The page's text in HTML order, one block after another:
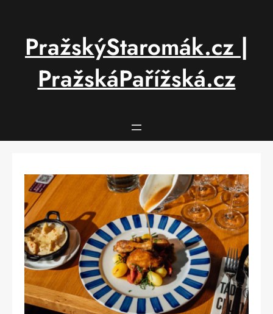
PražskýStaromák.cz |
PražskáPařížská.cz